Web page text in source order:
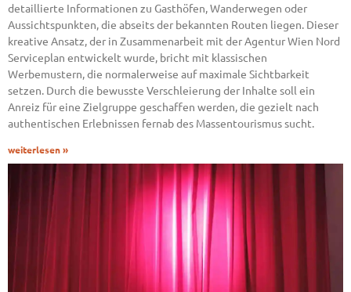
detaillierte Informationen zu Gasthöfen, Wanderwegen oder
Aussichtspunkten, die abseits der bekannten Routen liegen. Dieser
kreative Ansatz, der in Zusammenarbeit mit der Agentur Wien Nord
Serviceplan entwickelt wurde, bricht mit klassischen
Werbemustern, die normalerweise auf maximale Sichtbarkeit
setzen. Durch die bewusste Verschleierung der Inhalte soll ein
Anreiz für eine Zielgruppe geschaffen werden, die gezielt nach
authentischen Erlebnissen fernab des Massentourismus sucht.
weiterlesen »